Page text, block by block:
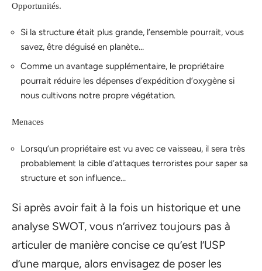
Opportunités.
Si la structure était plus grande, l’ensemble pourrait, vous
savez, être déguisé en planète…
Comme un avantage supplémentaire, le propriétaire
pourrait réduire les dépenses d’expédition d’oxygène si
nous cultivons notre propre végétation.
Menaces
Lorsqu’un propriétaire est vu avec ce vaisseau, il sera très
probablement la cible d’attaques terroristes pour saper sa
structure et son influence…
Si après avoir fait à la fois un historique et une
analyse SWOT, vous n’arrivez toujours pas à
articuler de manière concise ce qu’est l’USP
d’une marque, alors envisagez de poser les